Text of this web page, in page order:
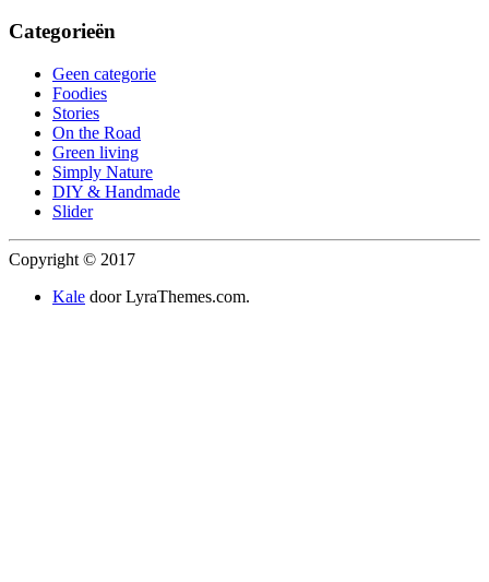
Categorieën
Geen categorie
Foodies
Stories
On the Road
Green living
Simply Nature
DIY & Handmade
Slider
Copyright © 2017
Kale door LyraThemes.com.